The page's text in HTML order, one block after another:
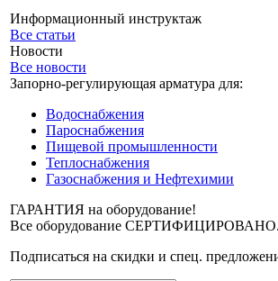
Информационный инструктаж
Все статьи
Новости
Все новости
Запорно-регулирующая арматура для:
Водоснабжения
Пароснабжения
Пищевой промышленности
Теплоснабжения
Газоснабжения и Нефтехимии
ГАРАНТИЯ на оборудование!
Все оборудование СЕРТИФИЦИРОВАНО.
Подписаться на скидки и спец.